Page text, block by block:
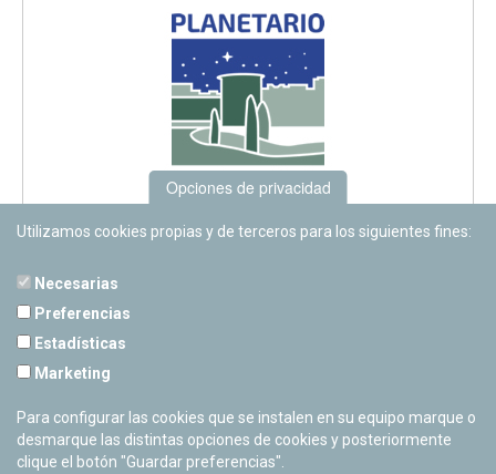
Cerrado Temporalmente
Opciones de privacidad
Utilizamos cookies propias y de terceros para los siguientes fines:
Necesarias
Preferencias
Estadísticas
Marketing
Para configurar las cookies que se instalen en su equipo marque o
desmarque las distintas opciones de cookies y posteriormente
clique el botón "Guardar preferencias".